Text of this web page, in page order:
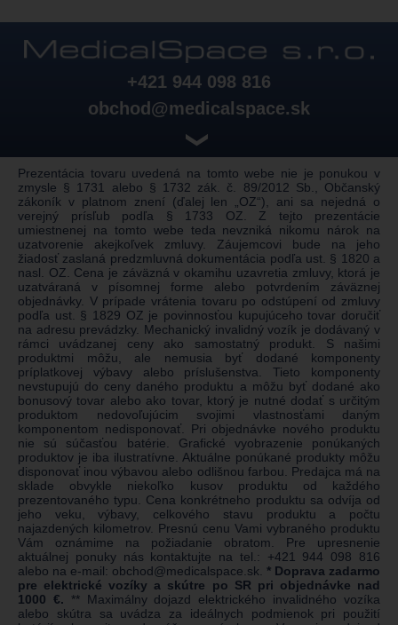
+421 944 098 816
obchod@medicalspace.sk
❯
Prezentácia tovaru uvedená na tomto webe nie je ponukou v
zmysle § 1731 alebo § 1732 zák. č. 89/2012 Sb., Občanský
zákoník v platnom znení (ďalej len „OZ“), ani sa nejedná o
verejný prísľub podľa § 1733 OZ. Z tejto prezentácie
umiestnenej na tomto webe teda nevzniká nikomu nárok na
uzatvorenie akejkoľvek zmluvy. Záujemcovi bude na jeho
žiadosť zaslaná predzmluvná dokumentácia podľa ust. § 1820 a
nasl. OZ. Cena je záväzná v okamihu uzavretia zmluvy, ktorá je
uzatváraná v písomnej forme alebo potvrdením záväznej
objednávky. V prípade vrátenia tovaru po odstúpení od zmluvy
podľa ust. § 1829 OZ je povinnosťou kupujúceho tovar doručiť
na adresu prevádzky. Mechanický invalidný vozík je dodávaný v
rámci uvádzanej ceny ako samostatný produkt. S našimi
produktmi môžu, ale nemusia byť dodané komponenty
príplatkovej výbavy alebo príslušenstva. Tieto komponenty
nevstupujú do ceny daného produktu a môžu byť dodané ako
bonusový tovar alebo ako tovar, ktorý je nutné dodať s určitým
produktom nedovoľujúcim svojimi vlastnosťami daným
komponentom nedisponovať. Pri objednávke nového produktu
nie sú súčasťou batérie. Grafické vyobrazenie ponúkaných
produktov je iba ilustratívne. Aktuálne ponúkané produkty môžu
disponovať inou výbavou alebo odlišnou farbou. Predajca má na
sklade obvykle niekoľko kusov produktu od každého
prezentovaného typu. Cena konkrétneho produktu sa odvíja od
jeho veku, výbavy, celkového stavu produktu a počtu
najazdených kilometrov. Presnú cenu Vami vybraného produktu
Vám oznámime na požiadanie obratom. Pre upresnenie
aktuálnej ponuky nás kontaktujte na tel.: +421 944 098 816
alebo na e-mail: obchod@medicalspace.sk. * Doprava zadarmo
pre elektrické vozíky a skútre po SR pri objednávke nad
1000 €. ** Maximálny dojazd elektrického invalidného vozíka
alebo skútra sa uvádza za ideálnych podmienok pri použití